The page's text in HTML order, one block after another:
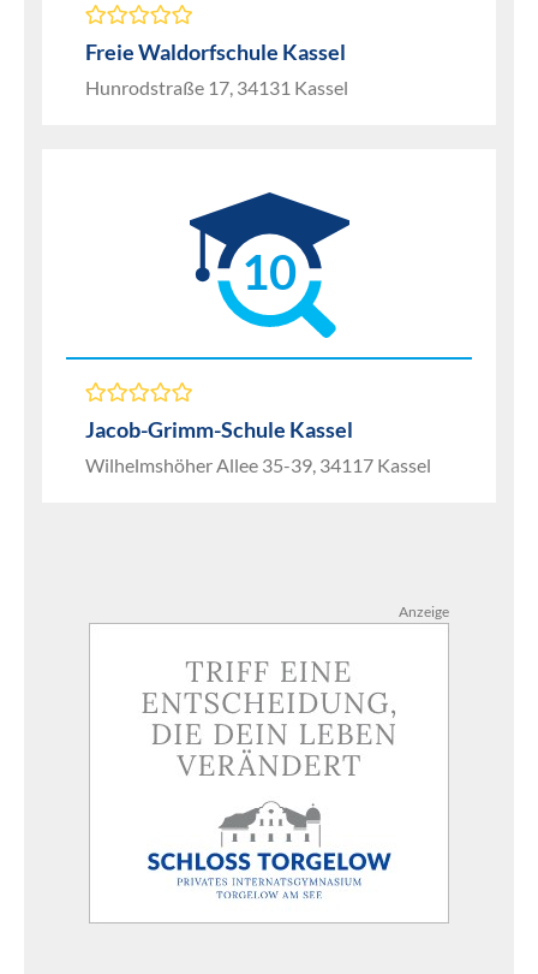
Freie Waldorfschule Kassel
Hunrodstraße 17, 34131 Kassel
10
Jacob-Grimm-Schule Kassel
Wilhelmshöher Allee 35-39, 34117 Kassel
Anzeige